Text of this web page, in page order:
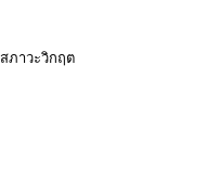
ภาวะวิกฤต